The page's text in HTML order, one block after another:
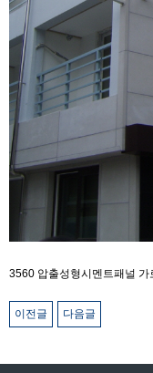
3560 압출성형시멘트패널 가
이전글 다음글